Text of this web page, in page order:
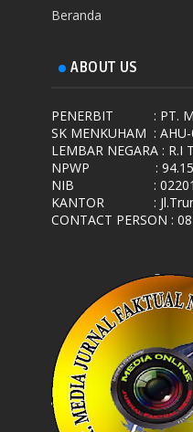
Beranda
ABOUT US
PENERBIT
: PT.
SK MENKUHAM :
LEMBAR NEGARA : R.I
NPWP
:
NIB
:
KANTOR
:
CONTACT PERSON :